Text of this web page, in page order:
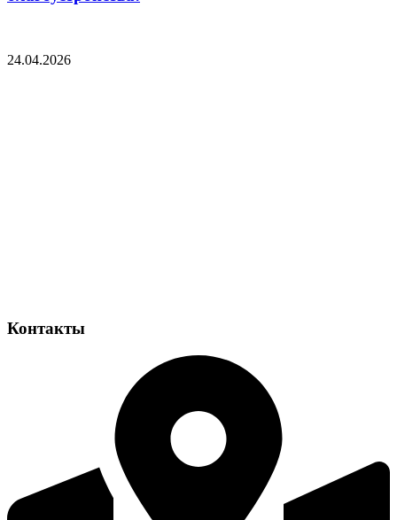
24.04.2026
Контакты